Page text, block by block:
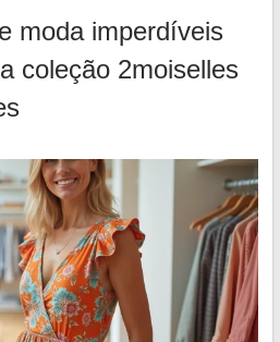
moda imperdíveis
coleção 2moiselles